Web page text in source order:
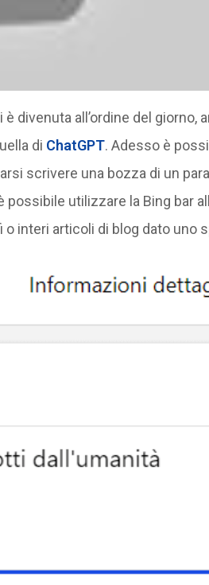
divenuta all’ordine del giorno,
di ChatGPT. Adesso è
scrivere una bozza di un
utilizzare la Bing bar
interi articoli di blog dato uno